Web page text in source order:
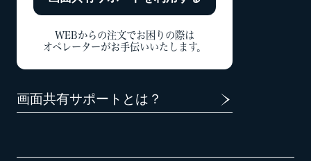
WEBからの注文でお困りの際は
オペレーターがお手伝いいたします。
画面共有サポートとは？